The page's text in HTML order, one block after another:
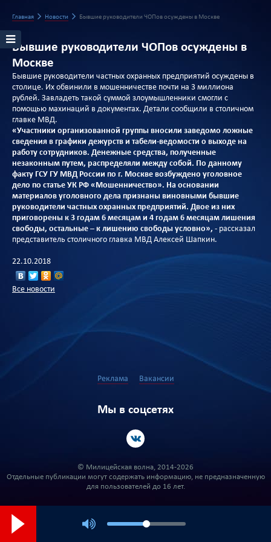
Главная Новости Бывшие руководители ЧОПов осуждены в Москве
Бывшие руководители ЧОПов осуждены в
Москве
Бывшие руководители частных охранных предприятий осуждены в
столице. Их обвинили в мошенничестве почти на 3 миллиона
рублей. Завладеть такой суммой злоумышленники смогли с
помощью махинаций в документах. Детали сообщили в столичном
главке МВД.
«Участники организованной группы вносили заведомо ложные
сведения в графики дежурств и табели-ведомости о выходе на
работу сотрудников. Денежные средства, полученные
незаконным путем, распределяли между собой. По данному
факту ГСУ ГУ МВД России по г. Москве возбуждено уголовное
дело по статье УК РФ «Мошенничество». На основании
материалов уголовного дела признаны виновными бывшие
руководители частных охранных предприятий. Двое из них
приговорены к 3 годам 6 месяцам и 4 годам 6 месяцам лишения
свободы, остальные – к лишению свободы условно», - рассказал
представитель столичного главка МВД Алексей Шапкин.
22.10.2018
Все новости
Реклама Вакансии
Мы в соцсетях
© Милицейская волна, 2014-2026
Отдельные публикации могут содержать информацию, не предназначенную
для пользователей до 16 лет.